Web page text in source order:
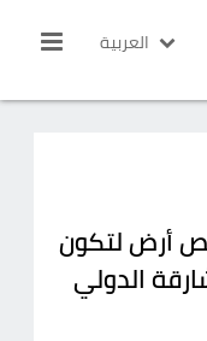
العربية
أرض لتكون
الدولي